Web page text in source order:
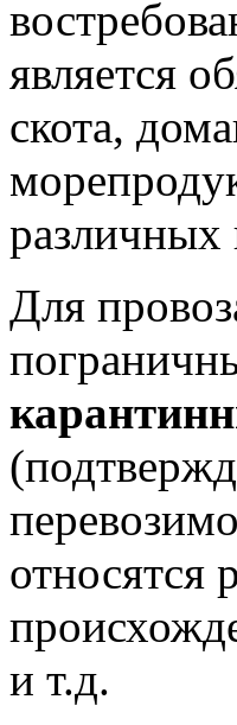
является
скота,
различных
Для
относятся
и т.д.